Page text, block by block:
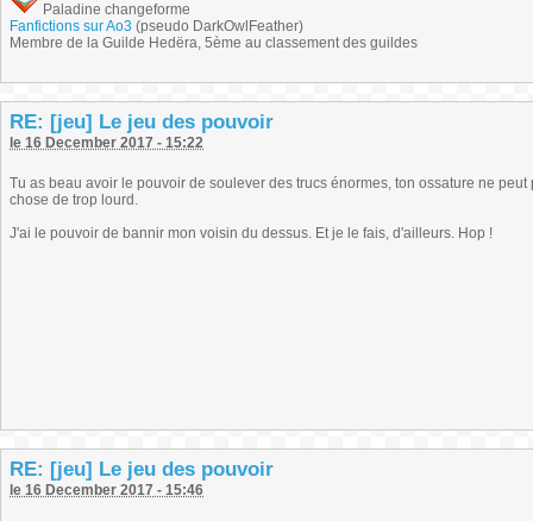
Paladine changeforme
Fanfictions sur Ao3 (pseudo DarkOwlFeather)
Membre de la Guilde Hedëra, 5ème au classement des guildes
RE: [jeu] Le jeu des pouvoir
le 16 December 2017 - 15:22
Tu as beau avoir le pouvoir de soulever des trucs énormes, ton ossature ne
chose de trop lourd.
J'ai le pouvoir de bannir mon voisin du dessus. Et je le fais, d'ailleurs. Hop !
RE: [jeu] Le jeu des pouvoir
le 16 December 2017 - 15:46